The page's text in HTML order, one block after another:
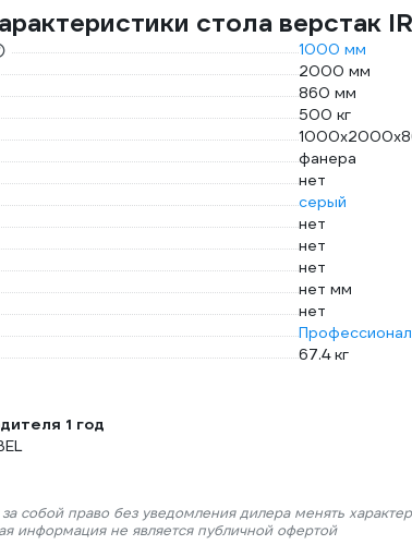
стола верстак
1000 мм
2000 мм
860 мм
500 кг
фанера
нет
серый
нет
нет
нет
нет мм
нет
67.4 кг
1 год
за собой право без уведомления дилера менять
информация не является публичной офертой